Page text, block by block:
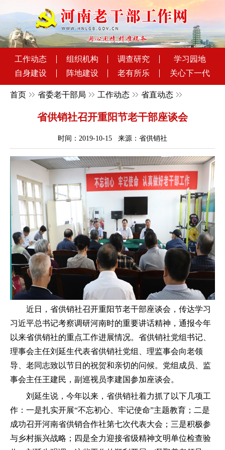
工作动态 组织机构 调查研究
学习园地
自身建设
阵地建设 老有所乐 关心下一代
首页 省委老干部局 工作动态 省直动态
省供销社召开重阳节老干部座谈会
时间：2019-10-15 来源：省供销社
近日，省供销社召开重阳节老干部座谈会，传达学习
习近平总书记考察调研河南时的重要讲话精神，通报今年
以来省供销社的重点工作进展情况。省供销社党组书记、
理事会主任刘延生代表省供销社党组、理监事会向老领
导、老同志致以节日的祝贺和亲切的问候。党组成员、监
事会主任王建民，副巡视员李建国参加座谈会。
刘延生说，今年以来，省供销社着力抓了以下几项工
作：一是扎实开展“不忘初心、牢记使命”主题教育；二是
成功召开河南省供销合作社第七次代表大会；三是积极参
与乡村振兴战略；四是全力迎接省级精神文明单位检查验